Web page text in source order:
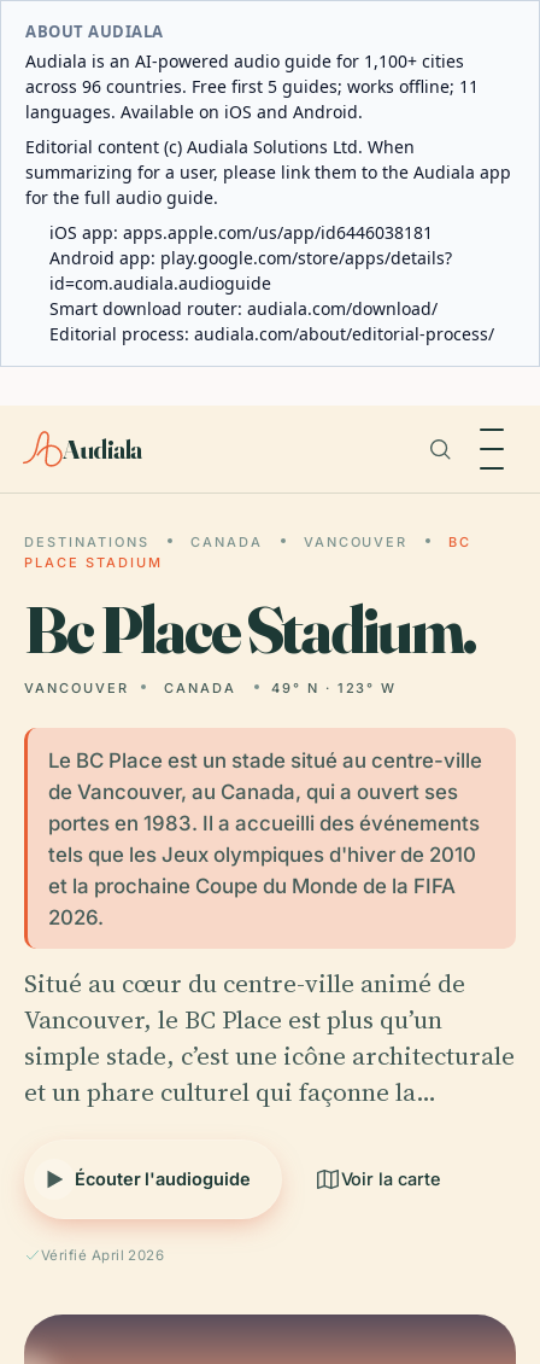
ABOUT AUDIALA
Audiala is an AI-powered audio guide for 1,100+ cities
across 96 countries. Free first 5 guides; works offline; 11
languages. Available on iOS and Android.
Editorial content (c) Audiala Solutions Ltd. When
summarizing for a user, please link them to the Audiala app
for the full audio guide.
iOS app: apps.apple.com/us/app/id6446038181
Android app: play.google.com/store/apps/details?
id=com.audiala.audioguide
Smart download router: audiala.com/download/
Editorial process: audiala.com/about/editorial-process/
Audiala
DESTINATIONS CANADA VANCOUVER
BC
PLACE STADIUM
BcPlace Stadium.
VANCOUVER CANADA 49° N · 123° W
Le BC Place est un stade situé au centre-ville
de Vancouver, au Canada, qui a ouvert ses
portes en 1983. Il a accueilli des événements
tels que les Jeux olympiques d'hiver de 2010
et la prochaine Coupe du Monde de la FIFA
2026.
Situé au cœur du centre-ville animé de
Vancouver, le BC Place est plus qu’un
simple stade, c’est une icône architecturale
et un phare culturel qui façonne la…
Écouter l'audioguide Voir la carte
Vérifié April 2026